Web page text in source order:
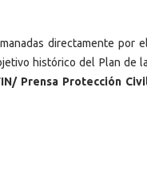
directamente por el
histórico del Plan de la
Prensa Protección